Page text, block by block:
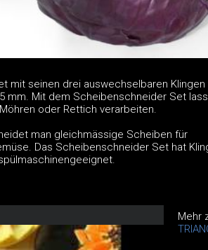
mit seinen drei auswechselbaren
mm. Mit dem Scheibenschneider Set
oder Rettich verarbeiten.
man gleichmässige Scheiben für
Das Scheibenschneider Set hat
Mehr